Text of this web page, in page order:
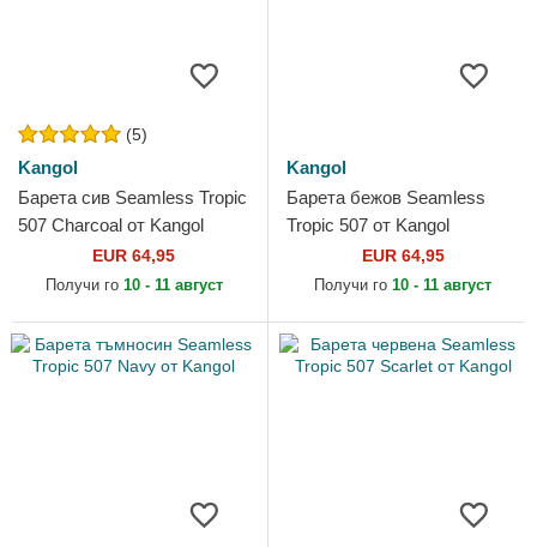
(5)
Kangol
Барета сив Seamless Tropic
507 Charcoal от Kangol
EUR 64,95
Получи го 10 - 11 август
Kangol
Барета бежов Seamless
Tropic 507 от Kangol
EUR 64,95
Получи го 10 - 11 август